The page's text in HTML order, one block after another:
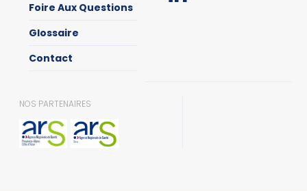
Foire Aux Questions
Glossaire
Contact
NOS PARTENAIRES